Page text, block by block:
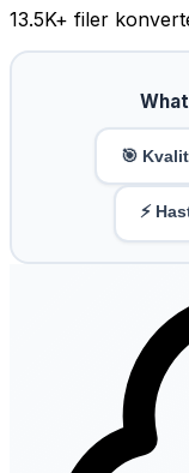
13.5K+ filer
🎯
⚡